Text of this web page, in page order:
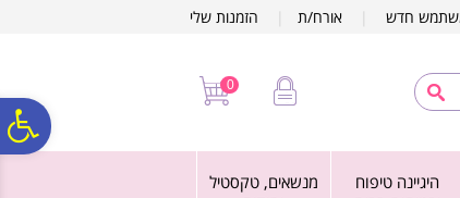
חדש אורח/ת הזמנות שלי
0
היגיינה טיפוח
מנשאים, טקסטיל